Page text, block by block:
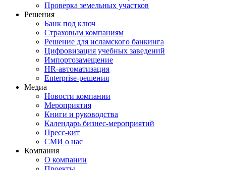
Проверка земельных участков
Решения
Банк под ключ
Страховым компаниям
Решение для исламского банкинга
Цифровизация учебных заведений
Импортозамещение
HR‑автоматизация
Enterprise-решения
Медиа
Новости компании
Мероприятия
Книги и руководства
Календарь бизнес‑мероприятий
Пресс‑кит
СМИ о нас
Компания
О компании